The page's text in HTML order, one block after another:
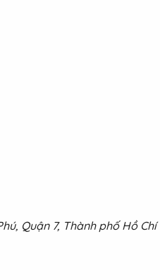
Quận 7, Thành phố Hồ